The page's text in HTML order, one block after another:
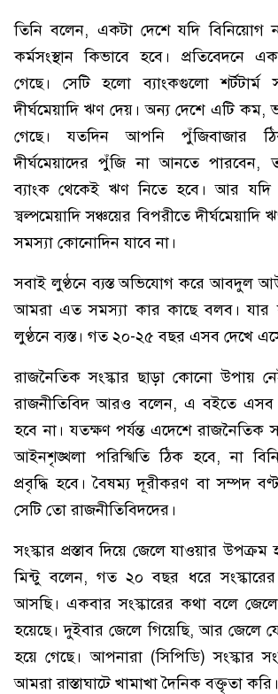
তিনি বলেন, একটা দেশে যদি বিনিয়োগ
কর্মসংস্থান কিভাবে হবে। প্রতিবেদনে
গেছে। সেটি হলো ব্যাংকগুলো শর্টটার্ম
দীর্ঘমেয়াদি ঋণ দেয়। অন্য দেশে এটি কম,
গেছে। যতদিন আপনি পুঁজিবাজার
দীর্ঘমেয়াদের পুঁজি না আনতে পারবেন,
ব্যাংক থেকেই ঋণ নিতে হবে। আর যদি
স্বল্পমেয়াদি সঞ্চয়ের বিপরীতে
সমস্যা কোনোদিন যাবে না।
সবাই লুণ্ঠনে ব্যস্ত অভিযোগ করে আবদুল
আমরা এত সমস্যা কার কাছে বলব। যার
লুণ্ঠনে ব্যস্ত। গত ২০-২৫ বছর এসব দেখে
রাজনৈতিক সংস্কার ছাড়া কোনো উপায়
রাজনীতিবিদ আরও বলেন, এ বইতে এসব
হবে না। যতক্ষণ পর্যন্ত এদেশে রাজনৈতিক
আইনশৃঙ্খলা পরিস্খিতি ঠিক হবে, না
প্রবৃদ্ধি হবে। বৈষম্য দূরীকরণ বা সম্পদ
সেটি তো রাজনীতিবিদদের।
সংস্কার প্রস্তাব দিয়ে জেলে যাওয়ার উপক্রম
মিন্টু বলেন, গত ২০ বছর ধরে
আসছি। একবার সংস্কারের কথা বলে
হয়েছে। দুইবার জেলে গিয়েছি, আর জেলে
হয়ে গেছে। আপনারা (সিপিডি) সংস্কার
আমরা রাস্তাঘাটে খামাখা দৈনিক বক্তৃতা করি।